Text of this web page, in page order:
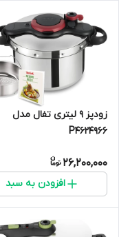
زودپز 9 لیتری تفال مدل
P4624966
26,200,000
افزودن به سبد